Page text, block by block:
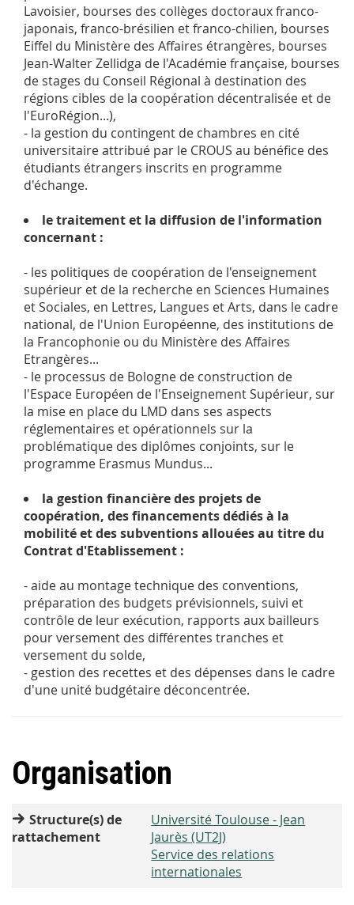
Lavoisier, bourses des collèges doctoraux franco-
japonais, franco-brésilien et franco-chilien, bourses
Eiffel du Ministère des Affaires étrangères, bourses
Jean-Walter Zellidga de l'Académie française, bourses
de stages du Conseil Régional à destination des
régions cibles de la coopération décentralisée et de
l'EuroRégion...),
- la gestion du contingent de chambres en cité
universitaire attribué par le CROUS au bénéfice des
étudiants étrangers inscrits en programme
d'échange.
le traitement et la diffusion de l'information
concernant :
- les politiques de coopération de l'enseignement
supérieur et de la recherche en Sciences Humaines
et Sociales, en Lettres, Langues et Arts, dans le cadre
national, de l'Union Européenne, des institutions de
la Francophonie ou du Ministère des Affaires
Etrangères...
- le processus de Bologne de construction de
l'Espace Européen de l'Enseignement Supérieur, sur
la mise en place du LMD dans ses aspects
réglementaires et opérationnels sur la
problématique des diplômes conjoints, sur le
programme Erasmus Mundus...
la gestion financière des projets de
coopération, des financements dédiés à la
mobilité et des subventions allouées au titre du
Contrat d'Etablissement :
- aide au montage technique des conventions,
préparation des budgets prévisionnels, suivi et
contrôle de leur exécution, rapports aux bailleurs
pour versement des différentes tranches et
versement du solde,
- gestion des recettes et des dépenses dans le cadre
d'une unité budgétaire déconcentrée.
Organisation
Structure(s) de
rattachement
Université Toulouse - Jean
Jaurès (UT2J)
Service des relations
internationales